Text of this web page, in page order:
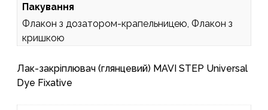
Пакування
Флакон з дозатором-крапельницею, Флакон з
кришкою
Лак-закріплювач (глянцевий) MAVI STEP Universal
Dye Fixative